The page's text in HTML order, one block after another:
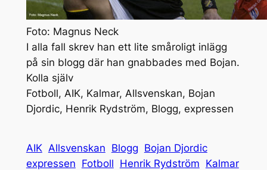
Foto: Magnus Neck
I alla fall skrev han ett lite småroligt inlägg
på sin blogg där han gnabbades med Bojan.
Kolla själv
Fotboll, AIK, Kalmar, Allsvenskan, Bojan
Djordic, Henrik Rydström, Blogg, expressen
AIK Allsvenskan Blogg Bojan Djordic
expressen Fotboll Henrik Rydström Kalmar